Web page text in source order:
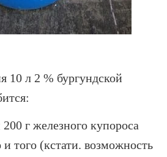
10 л 2 % бургундской
г железного купороса
и того (кстати. возможность